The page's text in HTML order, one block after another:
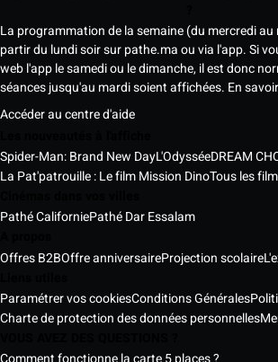
La programmation de la semaine (du mercredi
partir du lundi soir sur pathe.ma ou via l'app. Si
web l'app le samedi ou le dimanche, il est donc
séances jusqu'au mardi soient affichées. En
Accéder au centre d'aide
Spider-Man: Brand New DayL'Odyssée
La Pat'patrouille : Le film Mission DinoTous les
Pathé CaliforniePathé Dar Essalam
Offres B2BOffre anniversaireProjection scolaire
Paramétrer vos cookiesConditions Générales
Charte de protection des données personnelles